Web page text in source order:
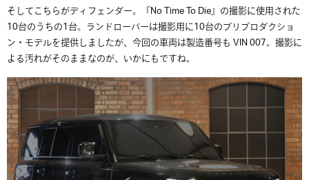
そしてこちらがディフェンダー。『No Time To Die』の撮影に使用された
10台のうちの1台。ランドローバーは撮影用に10台のプリプロダクショ
ン・モデルを提供しましたが、今回の車両は製造番号も VIN 007。撮影に
よる汚れがそのままなのが、いかにもですね。